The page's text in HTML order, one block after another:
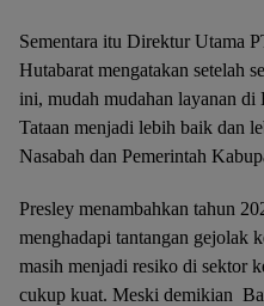
Sementara itu Direktur Utama
Hutabarat mengatakan setelah
ini, mudah mudahan layanan
Tataan menjadi lebih baik dan
Nasabah dan Pemerintah
Presley menambahkan tahun
menghadapi tantangan gejolak
masih menjadi resiko di sektor
cukup kuat. Meski demikian